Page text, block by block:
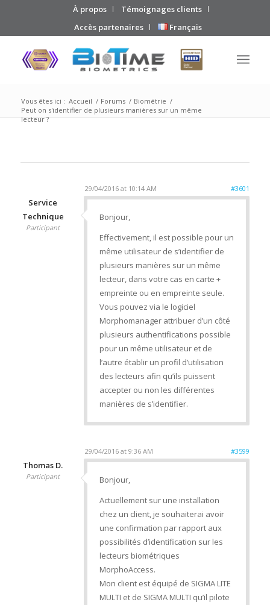
À propos
Témoignages clients
Accès partenaires
Français
Vous êtes ici : Accueil / Forums / Biométrie /
Peut on s'identifier de plusieurs manières sur un même
lecteur ?
29/04/2016 at 10:14 AM #3601
Service
Technique
Participant
Bonjour,
Effectivement, il est possible pour un
même utilisateur de s’identifier de
plusieurs manières sur un même
lecteur, dans votre cas en carte +
empreinte ou en empreinte seule.
Vous pouvez via le logiciel
Morphomanager attribuer d’un côté
plusieurs authentifications possible
pour un même utilisateur et de
l’autre établir un profil d’utilisation
des lecteurs afin qu’ils puissent
accepter ou non les différentes
manières de s’identifier.
29/04/2016 at 9:36 AM #3599
Thomas D.
Participant
Bonjour,
Actuellement sur une installation
chez un client, je souhaiterai avoir
une confirmation par rapport aux
possibilités d’identification sur les
lecteurs biométriques
MorphoAccess.
Mon client est équipé de SIGMA LITE
MULTI et de SIGMA MULTI qu’il pilote